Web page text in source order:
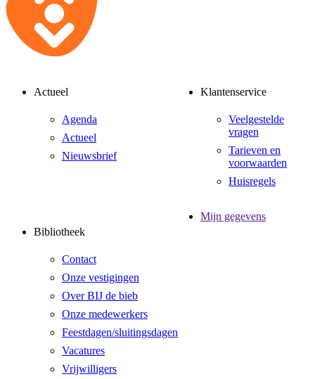
Actueel
Agenda
Actueel
Nieuwsbrief
Klantenservice
Veelgestelde
vragen
Tarieven en
voorwaarden
Huisregels
Bibliotheek
Contact
Onze vestigingen
Over BIJ de bieb
Onze medewerkers
Feestdagen/sluitingsdagen
Vacatures
Vrijwilligers
Mijn gegevens